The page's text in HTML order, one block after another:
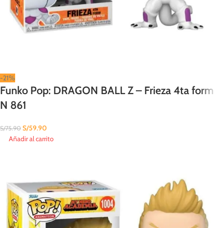
-21%
Funko Pop: DRAGON BALL Z – Frieza 4ta form
N 861
S/75.90 S/59.90
Añadir al carrito